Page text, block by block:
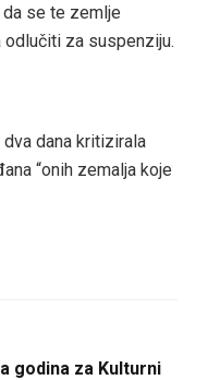
da se te zemlje
za suspenziju.
dana kritizirala
“onih zemalja koje
godina za Kulturni